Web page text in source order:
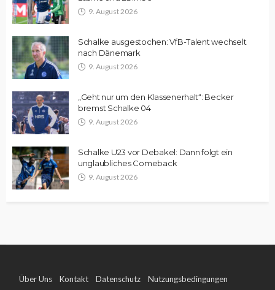
9. August 2026
Schalke ausgestochen: VfB-Talent wechselt
nach Dänemark
9. August 2026
„Geht nur um den Klassenerhalt“: Becker
bremst Schalke 04
9. August 2026
Schalke U23 vor Debakel: Dann folgt ein
unglaubliches Comeback
9. August 2026
Über Uns Kontakt Datenschutz Nutzungsbedingungen